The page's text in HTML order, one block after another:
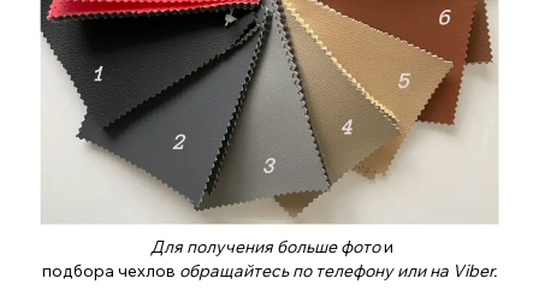
Для получения больше фотои
подбора чехлов обращайтесь по телефону или на Viber.